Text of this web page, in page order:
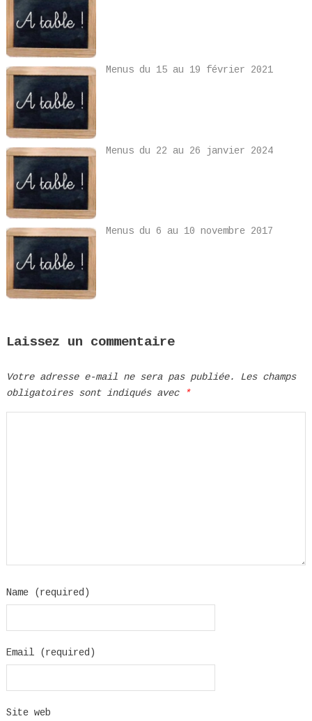
Menus du 15 au 19 février 2021
Menus du 22 au 26 janvier 2024
Menus du 6 au 10 novembre 2017
Laissez un commentaire
Votre adresse e-mail ne sera pas publiée.
Les champs
obligatoires sont indiqués avec
*
Name (required)
Email (required)
Site web